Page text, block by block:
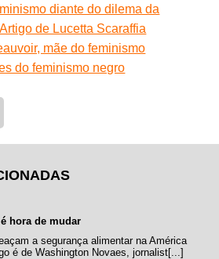
diante do dilema da
de Lucetta Scaraffia
mãe do feminismo
do feminismo negro
hora de mudar
a segurança alimentar na América
é de Washington Novaes, jornalist[...]